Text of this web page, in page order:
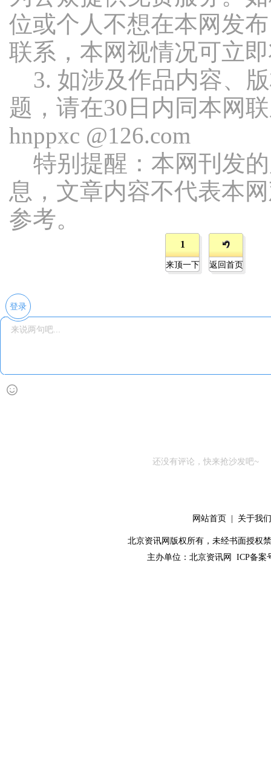
位或个人不想在本网发
联系，本网视情况可立
3. 如涉及作品内容、
题，请在30日内同本网
hnppxc @126.com
特别提醒：本网刊发
息，文章内容不代表本
参考。
1
来顶一下 返回首页
登录
还没有评论，快来抢沙发吧~
网站首页 关于我们
北京资讯网版权所有，未经书面授权
主办单位： 北京资讯网 ICP备案